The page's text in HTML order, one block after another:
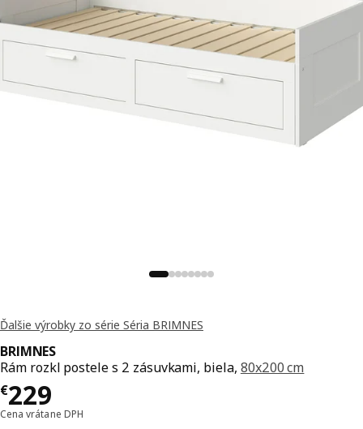
Ďalšie výrobky zo série Séria BRIMNES
BRIMNES
Rám rozkl postele s 2 zásuvkami, biela, 80x200 cm
€229
Cena € 229
Cena vrátane DPH